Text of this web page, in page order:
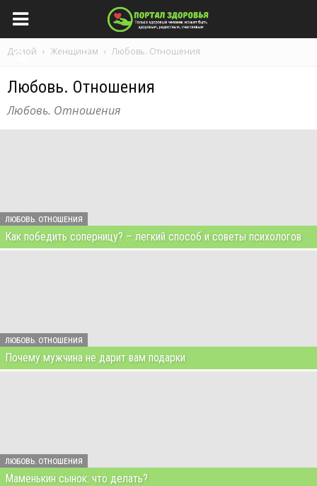
Домой Женщинам Любовь. Отношения
Любовь. Отношения
Любовь. Отношения
ЛЮБОВЬ. ОТНОШЕНИЯ
Как победить соперницу? – легкий способ и советы психологов
ЛЮБОВЬ. ОТНОШЕНИЯ
Почему мужчина не дарит вам подарки
ЛЮБОВЬ. ОТНОШЕНИЯ
Маменькин сынок: что делать?